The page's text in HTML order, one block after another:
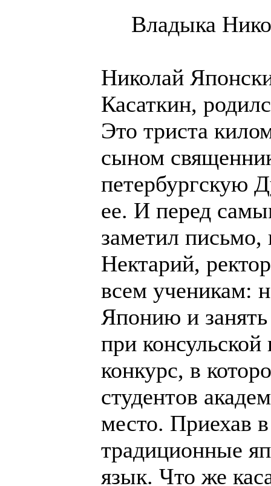
Владыка
Николай
Касаткин,
Это триста
сыном
петербургскую
ее. И перед
заметил письмо,
Нектарий,
всем ученикам:
Японию и
при
конкурс, в
студенᴛᴏʙ
место. Приехав
традиционные
язык. Что же